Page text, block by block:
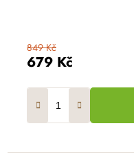
679 Kč
849 Kč